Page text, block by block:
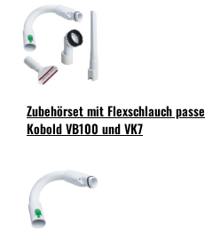
Zubehörset mit Flexschlauch
Kobold VB100 und VK7